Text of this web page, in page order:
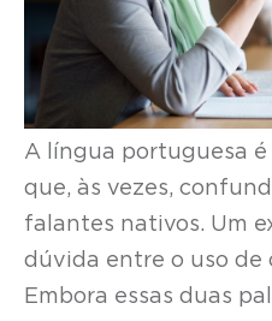
A língua portuguesa
que, às vezes,
falantes nativos. Um
dúvida entre o uso de
Embora essas duas